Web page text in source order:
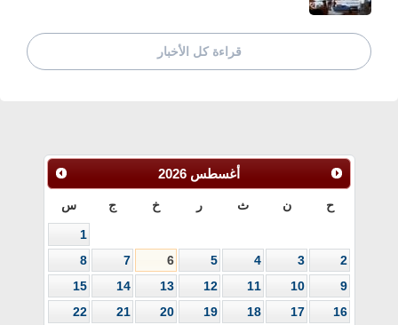
قراءة كل الأخبار
أغسطس 2026
ح ن ث ر خ ج س
1
2
3
4
5
6
7
8
9
10
11
12
13
14
15
16
17
18
19
20
21
22